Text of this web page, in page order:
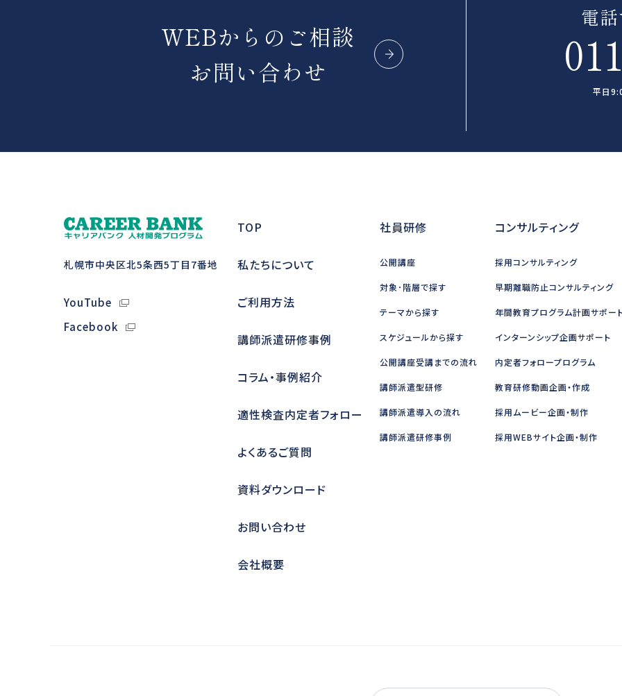
WEBからのご相談
お問い合わせ
電
平日
札幌市中央区北5条西5丁目7番地
YouTube
Facebook
TOP
私たちについて
ご利用方法
講師派遣研修事例
コラム・事例紹介
適性検査内定者フォロー
よくあるご質問
資料ダウンロード
お問い合わせ
会社概要
社員研修
公開講座
対象･階層で探す
テーマから探す
スケジュールから探す
公開講座受講までの流れ
講師派遣型研修
講師派遣導入の流れ
講師派遣研修事例
コンサルティング
採用コンサルティング
早期離職防止コンサルティング
年間教育プログラム計画サポー
インターンシップ企画サポート
内定者フォロープログラム
教育研修動画企画・作成
採用ムービー企画・制作
採用WEBサイト企画・制作